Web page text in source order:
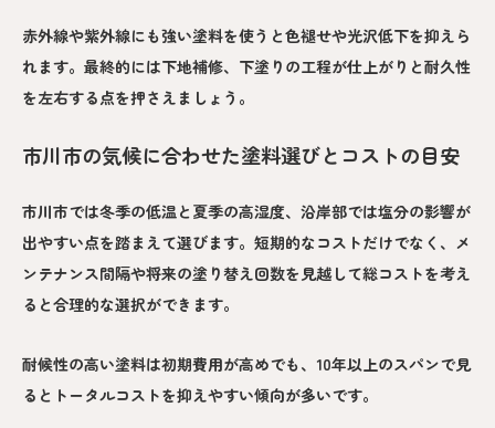
赤外線や紫外線にも強い塗料を使うと色褪せや光沢低下を抑えら
れます。最終的には下地補修、下塗りの工程が仕上がりと耐久性
を左右する点を押さえましょう。
市川市の気候に合わせた塗料選びとコストの目安
市川市では冬季の低温と夏季の高湿度、沿岸部では塩分の影響が
出やすい点を踏まえて選びます。短期的なコストだけでなく、メ
ンテナンス間隔や将来の塗り替え回数を見越して総コストを考え
ると合理的な選択ができます。
耐候性の高い塗料は初期費用が高めでも、10年以上のスパンで見
るとトータルコストを抑えやすい傾向が多いです。